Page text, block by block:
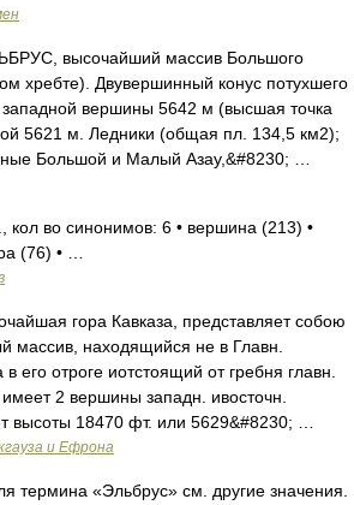
высочайший массив Большого
хребте). Двувершинный конус потухшего
западной вершины 5642 м (высшая точка
5621 м. Ледники (общая пл. 134,5 км2);
Большой и Малый Азау,&#8230; …
во синонимов: 6 • вершина (213) •
(76) • …
гора Кавказа, представляет собою
массив, находящийся не в Главн.
в его отроге иотстоящий от гребня главн.
2 вершины западн. ивосточн.
высоты 18470 фт. или 5629&#8230; …
и Ефрона
термина «Эльбрус» см. другие значения.